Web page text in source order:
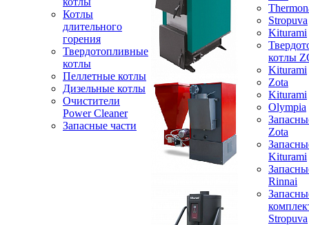
Котлы
длительного
горения
Твердотопливные
котлы
Пеллетные котлы
Дизельные котлы
Очистители
Power Cleaner
Запасные части
Stropuva
Kiturami
котлы
Kiturami
Zota
Kiturami
Olympia
Zota
Kiturami
Rinnai
Stropuva